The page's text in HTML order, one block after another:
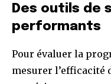
Des outils de
performants
Pour évaluer la
mesurer l’efficacité